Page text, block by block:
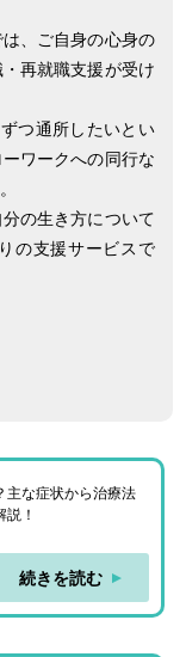
、ご自身の心身の
再就職支援が受け
つ通所したいとい
ワークへの同行な
の生き方について
の支援サービスで
主な症状から治療法
！
続きを読む